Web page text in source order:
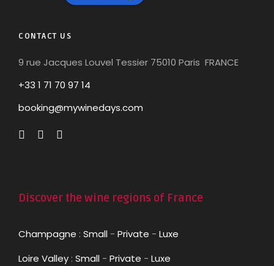
CONTACT US
9 rue Jacques Louvel Tessier 75010 Paris FRANCE
+33 1 71 70 97 14
booking@mywinedays.com
Discover the wine regions of France
Champagne : Small - Private - Luxe
Loire Valley : Small - Private - Luxe